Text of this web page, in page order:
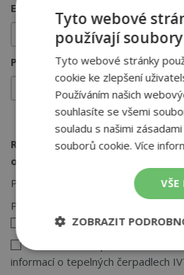
E-mail
PSČ
Rádi bychom vás poprosili o
otázek.
Plánujete výstavbu nového
Plánujete výměnu kotle ve vašem
Souhlasím se zpracováním
informací o tepelných čerpadlech
Tyto webové
používají
Tyto webové stránky
cookie ke zlepšení
Používáním našich
souhlasíte se všemi
souladu s našimi
souborů cookie.Více
VŠE
ZOBRAZIT
Nezbytně
nutné
Výkonové
soubory